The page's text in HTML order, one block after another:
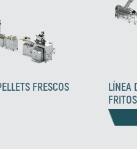
FRESCOS
LÍNEA